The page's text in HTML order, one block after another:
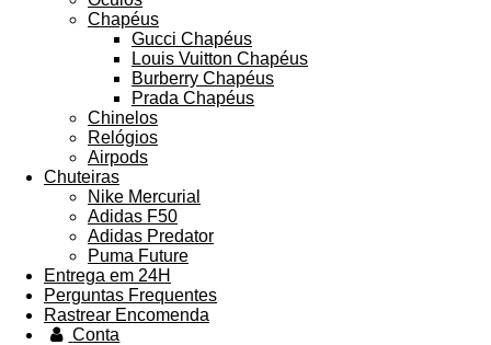
Chapéus
Gucci Chapéus
Louis Vuitton Chapéus
Burberry Chapéus
Prada Chapéus
Chinelos
Relógios
Airpods
Chuteiras
Nike Mercurial
Adidas F50
Adidas Predator
Puma Future
Entrega em 24H
Perguntas Frequentes
Rastrear Encomenda
Conta